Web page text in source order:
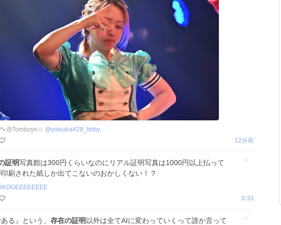
@yotsuha428_tmby
12分前
証明写真館は300円くらいなのにリアル証明写真は1000円以上払って
刷された紙しか出てこないのおかしくない！？
KOGEEEEEEEE
0:33
る』という、 存在の証明 以外は全てAIに変わっていくって誰か言って